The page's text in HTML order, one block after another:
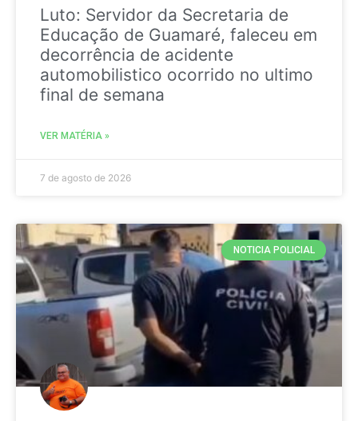
Luto: Servidor da Secretaria de
Educação de Guamaré, faleceu em
decorrência de acidente
automobilistico ocorrido no ultimo
final de semana
VER MATÉRIA »
7 de agosto de 2026
NOTICIA POLICIAL